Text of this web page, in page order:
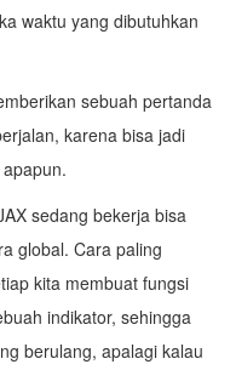
waktu yang dibutuhkan
sebuah pertanda
karena bisa jadi
sedang bekerja bisa
global. Cara paling
kita membuat fungsi
indikator, sehingga
berulang, apalagi kalau